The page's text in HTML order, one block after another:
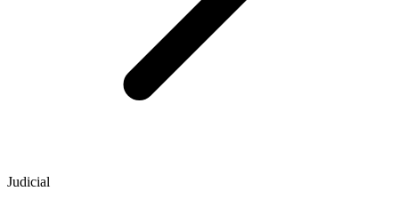
Judicial